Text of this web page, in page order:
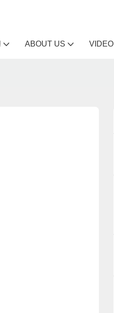
ABOUT US VIDEO